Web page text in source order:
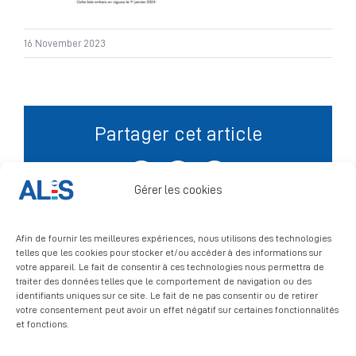
Gérer les cookies
Afin de fournir les meilleures expériences, nous utilisons des technologies
telles que les cookies pour stocker et/ou accéder à des informations sur
votre appareil. Le fait de consentir à ces technologies nous permettra de
traiter des données telles que le comportement de navigation ou des
identifiants uniques sur ce site. Le fait de ne pas consentir ou de retirer
votre consentement peut avoir un effet négatif sur certaines fonctionnalités
et fonctions.
Signalement
16 November 2023
Partager cet article